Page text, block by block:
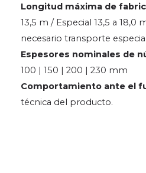
Longitud máxima de
13,5 m / Especial 13,5 a 18,0
necesario transporte
Espesores nominales de
100 | 150 | 200 | 230 mm
Comportamiento ante el
técnica del producto.